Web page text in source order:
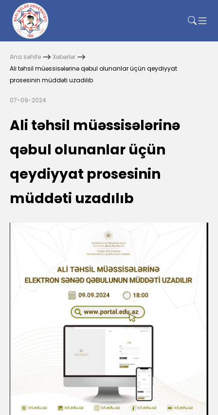
Ana səhifə
Xəbərlər
Ali təhsil müəssisələrinə qəbul olunanlar üçün qeydiyyat
prosesinin müddəti uzadılıb
07-09-2024
Ali təhsil müəssisələrinə
qəbul olunanlar üçün
qeydiyyat prosesinin
müddəti uzadılıb